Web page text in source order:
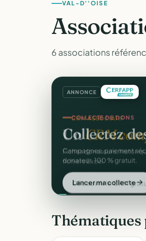
VAL-D''OISE
6 associations
ANNONCE
COLLECTE DE DONS
Collectez
Campagnes, paiement
donateur. 100 % gratuit.
Lancer ma collecte